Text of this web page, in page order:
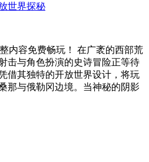
世界探秘
内容免费畅玩！ 在广袤的西部荒
击与角色扮演的史诗冒险正等待
借其独特的开放世界设计，将玩
那与俄勒冈边境。当神秘的阴影